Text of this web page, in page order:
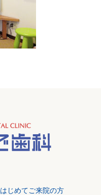
はじめてご来院の方